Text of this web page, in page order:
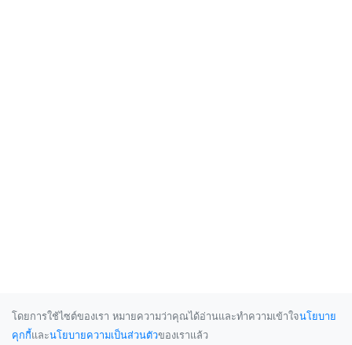
โดยการใช้ไซต์ของเรา หมายความว่าคุณได้อ่านและทำความเข้าใจนโยบาย
คุกกี้และนโยบายความเป็นส่วนตัวของเราแล้ว